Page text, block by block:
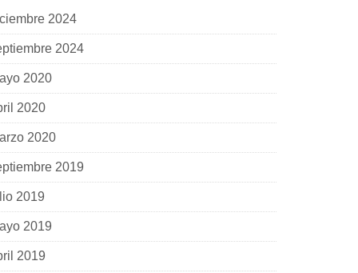
2024
2024
2020
2020
2020
2019
2019
2019
2019